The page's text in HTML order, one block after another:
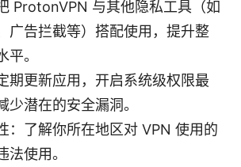
ProtonVPN 与其他隐私工具（如
广告拦截等）搭配使用，提升整
平。
期更新应用，开启系统级权限最
少潜在的安全漏洞。
：了解你所在地区对 VPN 使用的
法使用。